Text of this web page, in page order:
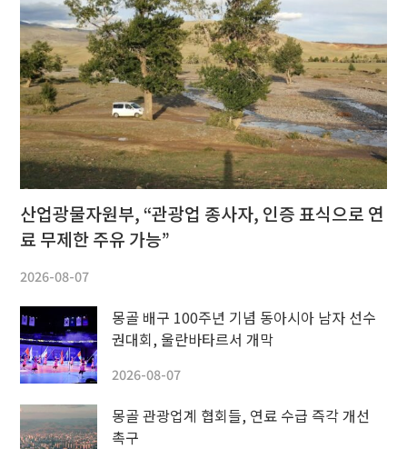
산업광물자원부, “관광업 종사자, 인증 표식으로 연
료 무제한 주유 가능”
2026-08-07
몽골 배구 100주년 기념 동아시아 남자 선수
권대회, 울란바타르서 개막
2026-08-07
몽골 관광업계 협회들, 연료 수급 즉각 개선
촉구